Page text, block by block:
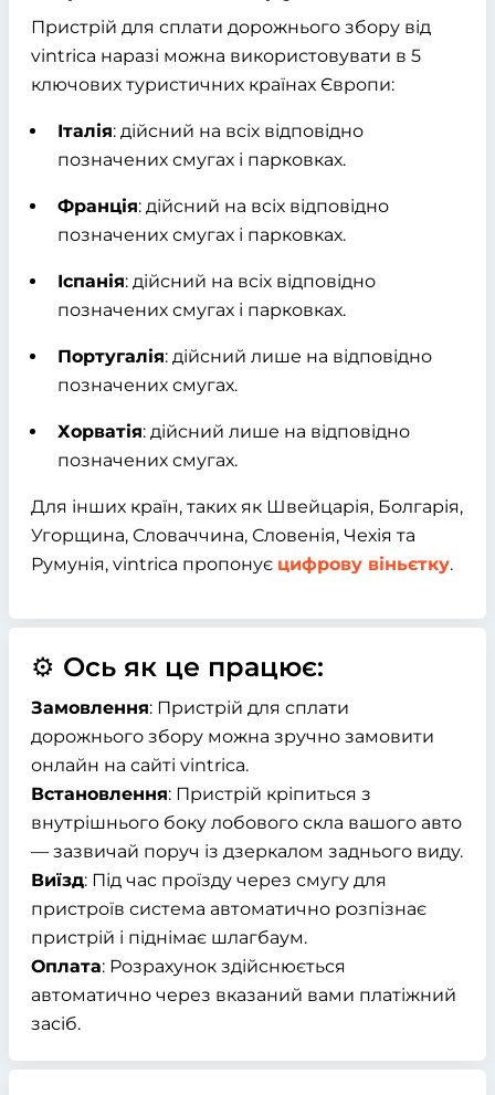
Пристрій для сплати дорожнього збору від
vintrica наразі можна використовувати в 5
ключових туристичних країнах Європи:
Італія: дійсний на всіх відповідно
позначених смугах і парковках.
Франція: дійсний на всіх відповідно
позначених смугах і парковках.
Іспанія: дійсний на всіх відповідно
позначених смугах і парковках.
Португалія: дійсний лише на відповідно
позначених смугах.
Хорватія: дійсний лише на відповідно
позначених смугах.
Для інших країн, таких як Швейцарія, Болгарія,
Угорщина, Словаччина, Словенія, Чехія та
Румунія, vintrica пропонує цифрову віньєтку.
⚙️ Ось як це працює:
Замовлення: Пристрій для сплати
дорожнього збору можна зручно замовити
онлайн на сайті vintrica.
Встановлення: Пристрій кріпиться з
внутрішнього боку лобового скла вашого авто
— зазвичай поруч із дзеркалом заднього виду.
Виїзд: Під час проїзду через смугу для
пристроїв система автоматично розпізнає
пристрій і піднімає шлагбаум.
Оплата: Розрахунок здійснюється
автоматично через вказаний вами платіжний
засіб.